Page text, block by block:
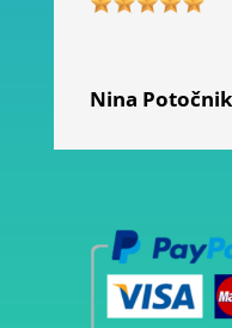
Nina Potočnik